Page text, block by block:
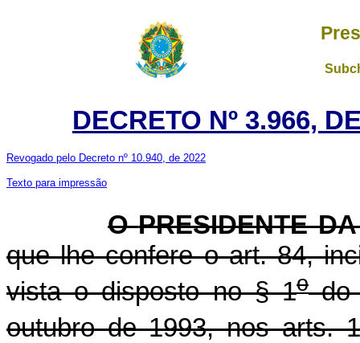
DECRETO Nº 3.966,
Revogado pelo Decreto nº 10.940, de 2022
Texto para impressão
OPRESIDENTE
que lhe confere o art. 84,
vista o disposto no § 1odo
outubro de 1993, nos arts.